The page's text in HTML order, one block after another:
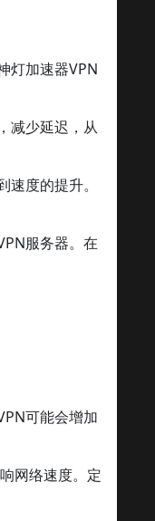
灯加速器VPN
减少延迟，从
度的提升。
服务器。在
可能会增加
网络速度。定